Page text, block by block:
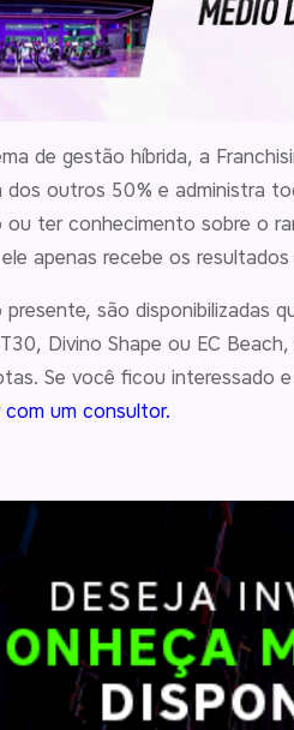
de gestão híbrida, a
outros 50% e administra
ou ter conhecimento sobre o
apenas recebe os resultados
presente, são disponibilizadas
Divino Shape ou EC
Se você ficou interessado
com um consultor.